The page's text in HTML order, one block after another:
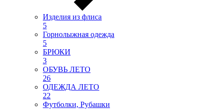
Изделия из флиса
5
Горнолыжная одежда
5
БРЮКИ
3
ОБУВЬ ЛЕТО
26
ОДЕЖДА ЛЕТО
22
Футболки, Рубашки